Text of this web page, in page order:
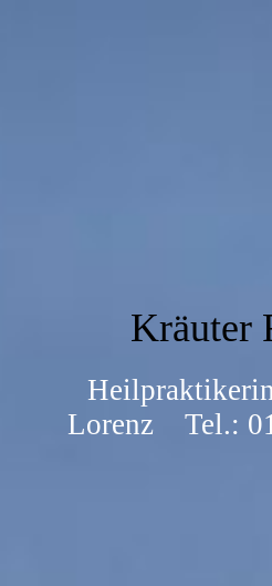
Kräuter
Lorenz Tel.: